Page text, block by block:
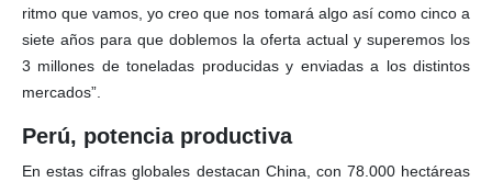
ritmo que vamos, yo creo que nos tomará algo así como cinco a
siete años para que doblemos la oferta actual y superemos los
3 millones de toneladas producidas y enviadas a los distintos
mercados”.
Perú, potencia productiva
En estas cifras globales destacan China, con 78.000 hectáreas